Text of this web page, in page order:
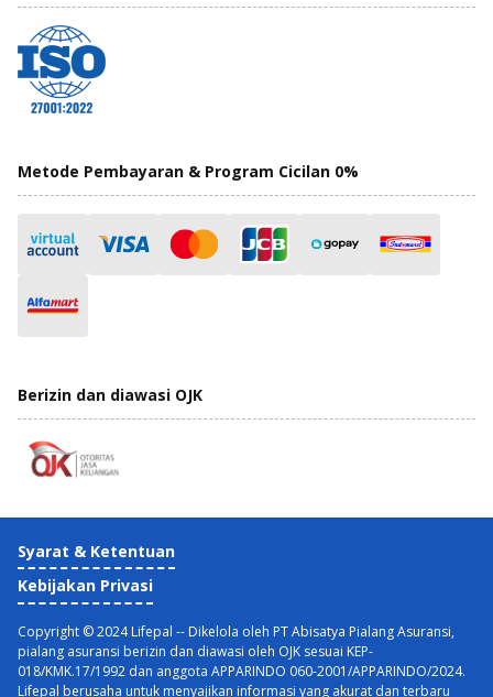
Metode Pembayaran & Program Cicilan 0%
Berizin dan diawasi OJK
Syarat & Ketentuan
Kebijakan Privasi
Copyright © 2024 Lifepal -- Dikelola oleh PT Abisatya Pialang Asuransi,
pialang asuransi berizin dan diawasi oleh OJK sesuai KEP-
018/KMK.17/1992 dan anggota APPARINDO 060-2001/APPARINDO/2024.
Lifepal berusaha untuk menyajikan informasi yang akurat dan terbaru